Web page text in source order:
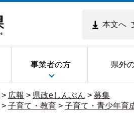
本文へ
事業者の方 県外
> 広報 > 県政eしんぶん > 募集
> 子育て・教育 > 子育て・青少年育